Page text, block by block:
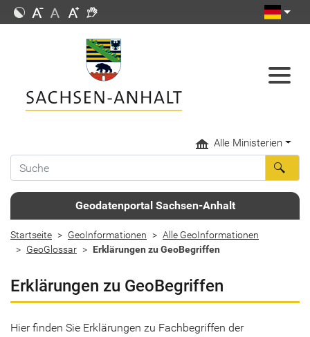
Alle Ministerien
Geodatenportal Sachsen-Anhalt
Startseite GeoInformationen
Alle GeoInformationen
GeoGlossar
Erklärungen zu GeoBegriffen
Erklärungen zu GeoBegriffen
Hier finden Sie Erklärungen zu Fachbegriffen der